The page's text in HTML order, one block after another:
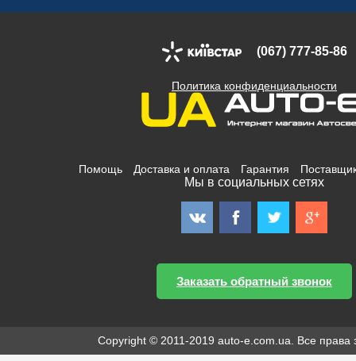
(067) 777-85-86
Политика конфиденциальности
Помощь Доставка и оплата Гарантия
Мы в социальных сетях
Заказать обратный звонок
Copyright © 2011-2019 auto-e.com.ua. Все